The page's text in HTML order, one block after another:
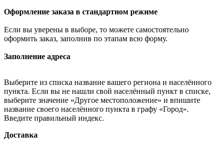
Оформление заказа в стандартном режиме
Если вы уверены в выборе, то можете самостоятельно
оформить заказ, заполнив по этапам всю форму.
Заполнение адреса
Выберите из списка название вашего региона и населённого
пункта. Если вы не нашли свой населённый пункт в списке,
выберите значение «Другое местоположение» и впишите
название своего населённого пункта в графу «Город».
Введите правильный индекс.
Доставка